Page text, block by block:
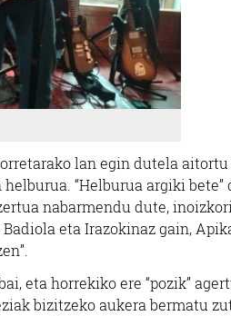
lan egin dutela
“Helburua argiki bete”
nabarmendu dute,
eta Irazokinaz gain,
eta horrekiko ere “pozik”
bizitzeko aukera bermatu